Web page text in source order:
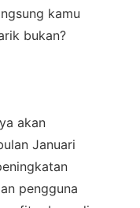
kamu
bukan?
akan
Januari
pengguna